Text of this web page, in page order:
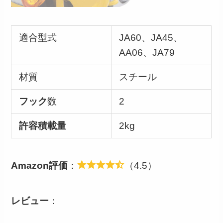
適合型式
JA60、JA45、
AA06、JA79
材質 スチール
フック数 2
許容積載量 2kg
Amazon評価 ： （4.5）
レビュー ：